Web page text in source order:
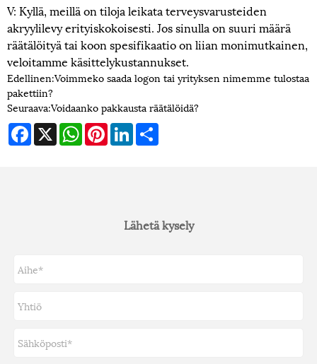
V: Kyllä, meillä on tiloja leikata terveysvarusteiden
akryylilevy erityiskokoisesti. Jos sinulla on suuri määrä
räätälöityä tai koon spesifikaatio on liian monimutkainen,
veloitamme käsittelykustannukset.
Edellinen:Voimmeko saada logon tai yrityksen nimemme tulostaa
pakettiin?
Seuraava:Voidaanko pakkausta räätälöidä?
Facebook
X WhatsAppPinterestLinkedIn
Lähetä kysely